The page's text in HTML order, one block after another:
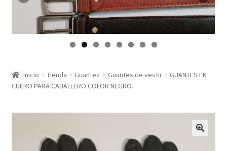
Femenino
Inicio Tienda Guantes Guantes de vestir
GUANTES EN
CUERO PARA CABALLERO COLOR NEGRO.